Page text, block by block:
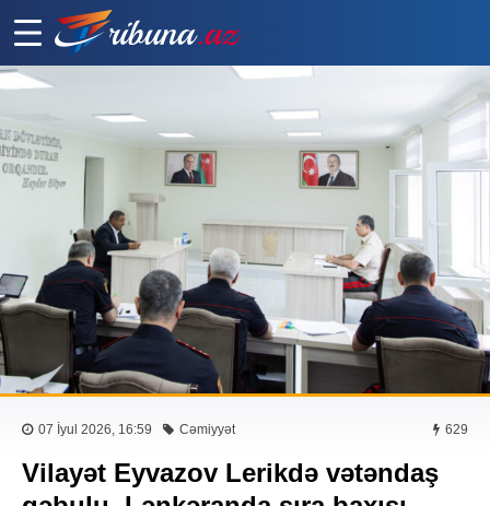
07 İyul 2026, 16:59 Cəmiyyət 629
Vilayət Eyvazov Lerikdə vətəndaş